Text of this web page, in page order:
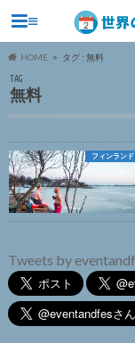
≡
HOME タグ : 無料
TAG
無料
フィンランド
Tweets by